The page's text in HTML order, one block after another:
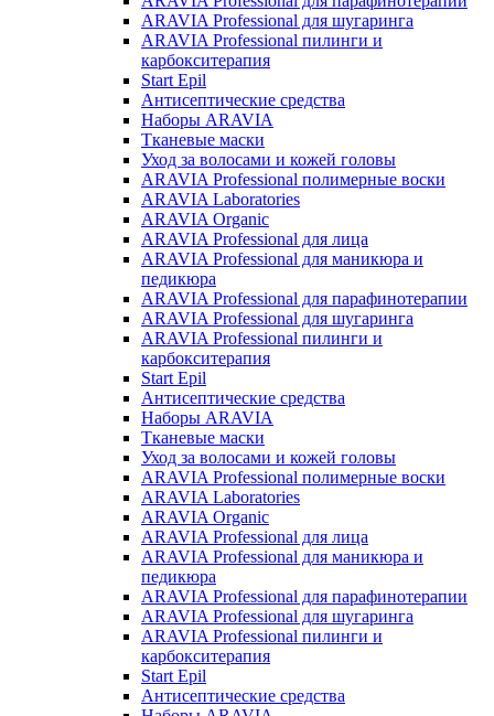
ARAVIA Professional для шугаринга
ARAVIA Professional пилинги и
карбокситерапия
Start Epil
Антисептические средства
Наборы ARAVIA
Тканевые маски
Уход за волосами и кожей головы
ARAVIA Professional полимерные воски
ARAVIA Laboratories
ARAVIA Organic
ARAVIA Professional для лица
ARAVIA Professional для маникюра и
педикюра
ARAVIA Professional для парафинотерапии
ARAVIA Professional для шугаринга
ARAVIA Professional пилинги и
карбокситерапия
Start Epil
Антисептические средства
Наборы ARAVIA
Тканевые маски
Уход за волосами и кожей головы
ARAVIA Professional полимерные воски
ARAVIA Laboratories
ARAVIA Organic
ARAVIA Professional для лица
ARAVIA Professional для маникюра и
педикюра
ARAVIA Professional для парафинотерапии
ARAVIA Professional для шугаринга
ARAVIA Professional пилинги и
карбокситерапия
Start Epil
Антисептические средства